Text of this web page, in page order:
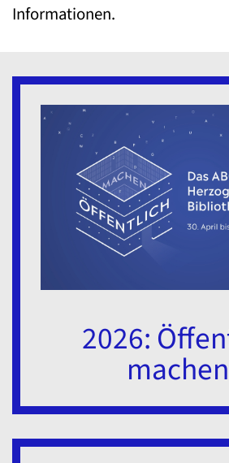
Informationen.
2026: